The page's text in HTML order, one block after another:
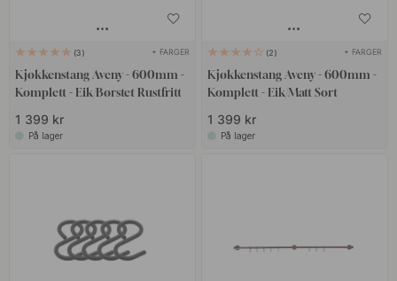
3 + FARGER
Kjøkkenstang Aveny - 600mm -
Komplett - Eik/Børstet Rustfritt
1 399 kr
På lager
2 + FARGER
Kjøkkenstang Aveny - 600mm -
Komplett - Eik/Matt Sort
1 399 kr
På lager